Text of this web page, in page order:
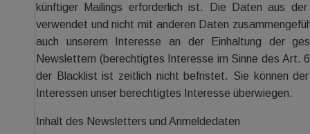
künftiger Mailings erforderlich ist. Die Daten aus
verwendet und nicht mit anderen Daten
auch unserem Interesse an der Einhaltung der
Newslettern (berechtigtes Interesse im Sinne des Art.
der Blacklist ist zeitlich nicht befristet. Sie können
Interessen unser berechtigtes Interesse überwiegen.
Inhalt des Newsletters und Anmeldedaten